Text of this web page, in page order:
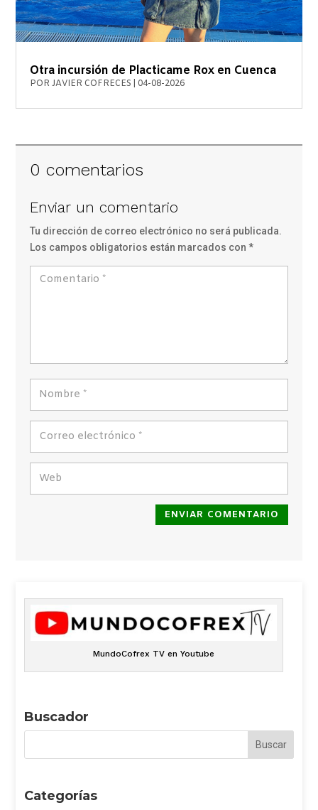
Otra incursión de Placticame Rox en Cuenca
PORJAVIER COFRECES 04-08-2026
0 comentarios
Enviar un comentario
Tu dirección de correo electrónico no será publicada.
Los campos obligatorios están marcados con*
ENVIAR COMENTARIO
MundoCofrex TV en Youtube
Buscador
Categorías